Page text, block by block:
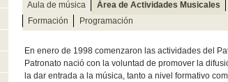
Aula de música Área de Actividades Musicales
Formación
Programación
En enero de 1998 comenzaron las actividades del
Patronato nació con la voluntad de promover la
la dar entrada a la música, tanto a nivel formativo